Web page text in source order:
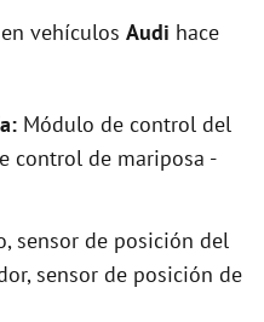
vehículos Audi hace
Módulo de control del
control de mariposa -
sensor de posición del
sensor de posición de